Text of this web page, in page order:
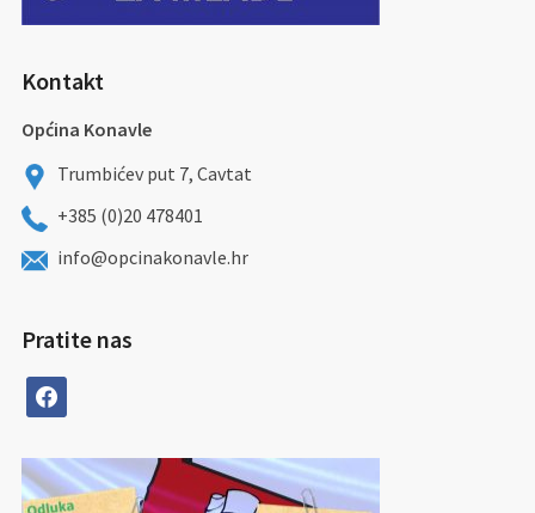
Kontakt
Općina Konavle
Trumbićev put 7, Cavtat
+385 (0)20 478401
info@opcinakonavle.hr
Pratite nas
facebook